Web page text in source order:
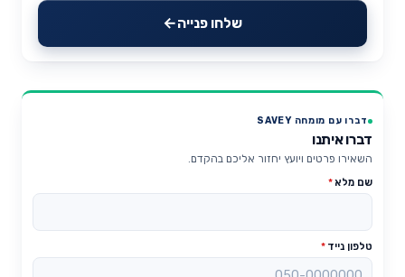
שלחו פנייה
דברו עם מומחה SAVEY
דברו איתנו
השאירו פרטים ויועץ יחזור אליכם בהקדם.
שם מלא*
טלפון נייד *